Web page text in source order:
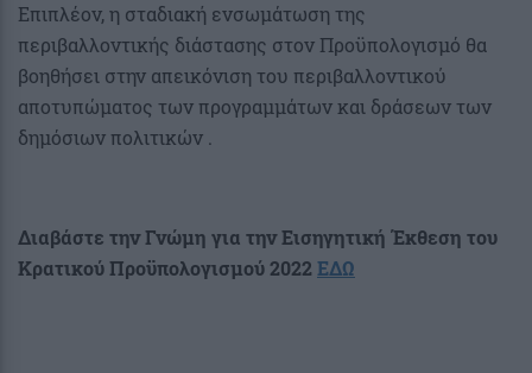
Επιπλέον, η σταδιακή ενσωμάτωση της
περιβαλλοντικής διάστασης στον Προϋπολογισμό θα
βοηθήσει στην απεικόνιση του περιβαλλοντικού
αποτυπώματος των προγραμμάτων και δράσεων των
δημόσιων πολιτικών .
Διαβάστε την Γνώμη για την Εισηγητική Έκθεση του
Κρατικού Προϋπολογισμού 2022 ΕΔΩ